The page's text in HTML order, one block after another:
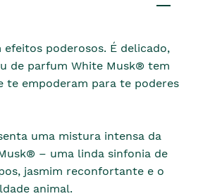
poderosos. É delicado,
de parfum White Musk® tem
te empoderam para te poderes
uma mistura intensa da
– uma linda sinfonia de
jasmim reconfortante e o
animal.